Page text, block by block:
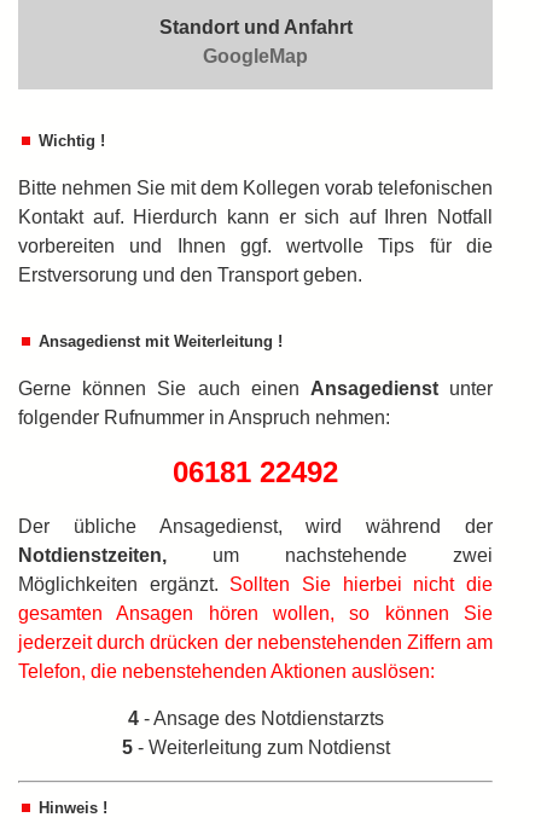
Standort und Anfahrt
GoogleMap
Wichtig !
Bitte nehmen Sie mit dem Kollegen vorab telefonischen
Kontakt auf. Hierdurch kann er sich auf Ihren Notfall
vorbereiten und Ihnen ggf. wertvolle Tips für die
Erstversorung und den Transport geben.
Ansagedienst mit Weiterleitung !
Gerne können Sie auch einen An­sa­ge­dienstunter
folgender Rufnummer in An­spruch nehmen:
06181 22492
Der übliche Ansagedienst, wird während der
Notdienstzeiten, um nachstehende zwei
Möglichkeiten ergänzt. Sollten Sie hierbei nicht die
gesamten Ansagen hören wollen, so können Sie
jederzeit durch drücken der nebenstehenden Ziffern am
Telefon, die nebenstehenden Aktionen auslösen:
4- Ansage des Notdienstarzts
5- Weiterleitung zum Notdienst
Hinweis !